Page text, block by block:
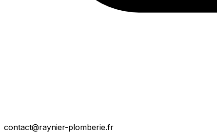
contact@raynier-plomberie.fr